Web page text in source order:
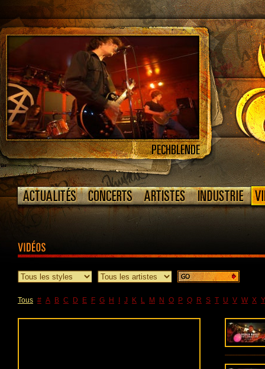
Tous # A B C D E F G H J K L M N O P Q R S T U V W X Y